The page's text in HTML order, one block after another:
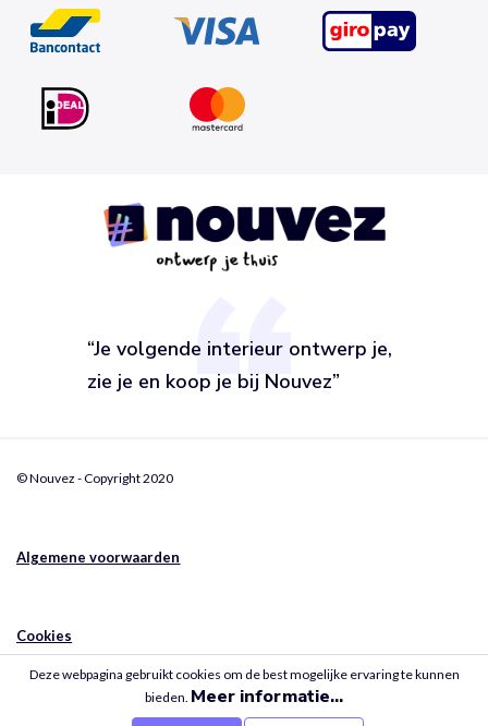
“Je volgende interieur ontwerp je,
zie je en koop je bij Nouvez”
© Nouvez - Copyright 2020
Algemene voorwaarden
Cookies
Deze webpagina gebruikt cookies om de best mogelijke ervaring te kunnen
bieden. Meer informatie...